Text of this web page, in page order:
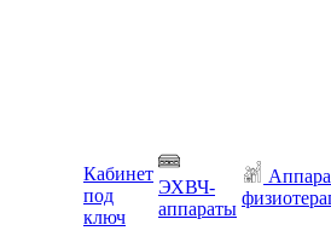
Кабинет
под
ключ
ЭХВЧ-
аппараты